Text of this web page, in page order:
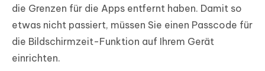
die Grenzen für die Apps entfernt haben. Damit so
etwas nicht passiert, müssen Sie einen Passcode für
die Bildschirmzeit-Funktion auf Ihrem Gerät
einrichten.